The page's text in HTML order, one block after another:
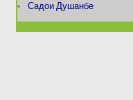
Садои Душанбе